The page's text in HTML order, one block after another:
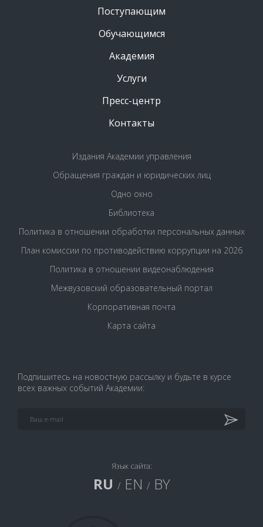
Поступающим
Обучающимся
Академия
Услуги
Пресс-центр
Контакты
Издания Академии управления
Обращения граждан и юридических лиц
Одно окно
Библиотека
Политика в отношении обработки персональных данных
План комиссии по противодействию коррупции на 2026
Политика в отношении видеонаблюдения
Межвузовский образовательный портал
Корпоративная почта
Карта сайта
Подпишитесь на новостную рассылку и будьте в курсе
всех важных событий Академии:
Язык сайта:
RU / EN / BY